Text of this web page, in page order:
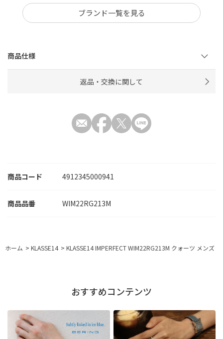
商品コード 4912345000941
WIM22RG213M
ブランド一覧を見る
商品仕様
返品・交換に関して
ホーム > KLASSE14 > KLASSE14 IMPERFECT WIM22RG213M クォーツ メンズ
おすすめコンテンツ